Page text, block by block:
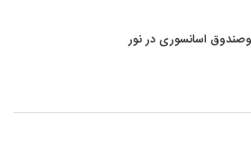
اسانسوری در نور